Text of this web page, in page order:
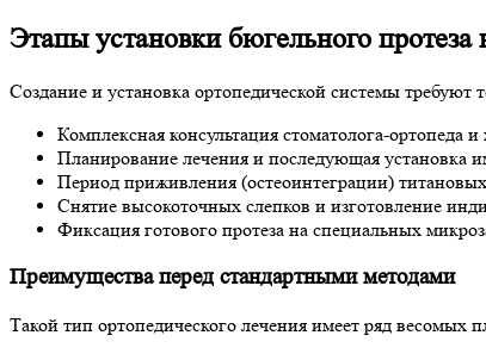
Этапы установки бюгельного протеза
Создание и установка ортопедической системы
Комплексная консультация стоматолога-ортопеда
Планирование лечения и последующая установка
Период приживления (остеоинтеграции)
Снятие высокоточных слепков и изготовление
Фиксация готового протеза на специальных
Преимущества перед стандартными методами
Такой тип ортопедического лечения имеет ряд весомых